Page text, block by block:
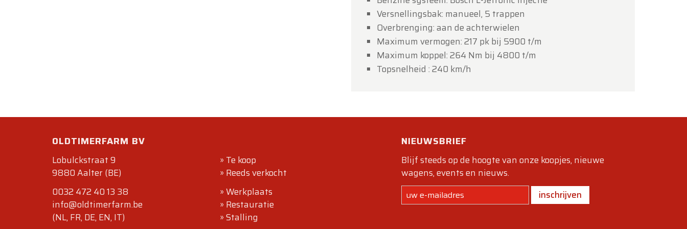
Versnellingsbak: manueel, 5 trappen
Overbrenging: aan de achterwielen
Maximum vermogen: 217 pk bij 5900 t/m
Maximum koppel: 264 Nm bij 4800 t/m
Topsnelheid : 240 km/h
OLDTIMERFARM BV
Lobulckstraat 9
9880 Aalter (BE)
0032 472 40 13 38
info@oldtimerfarm.be
(NL, FR, DE, EN, IT)
» Te koop
» Reeds verkocht
»Werkplaats
» Restauratie
»Stalling
NIEUWSBRIEF
Blijf steeds op de hoogte van onze koopjes, nieuwe
wagens, events en nieuws.
inschrijven